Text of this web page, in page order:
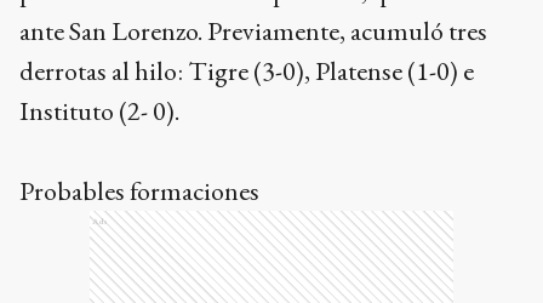
ante San Lorenzo. Previamente, acumuló tres
derrotas al hilo: Tigre (3-0), Platense (1-0) e
Instituto (2- 0).
Probables formaciones
Ads